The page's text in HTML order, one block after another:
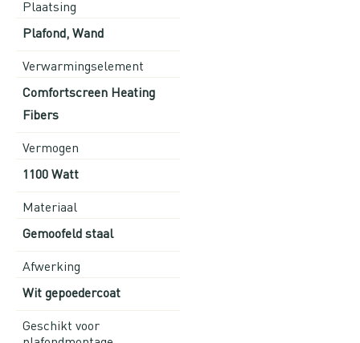
Plaatsing
Plafond, Wand
Verwarmingselement
Comfortscreen Heating
Fibers
Vermogen
1100 Watt
Materiaal
Gemoofeld staal
Afwerking
Wit gepoedercoat
Geschikt voor